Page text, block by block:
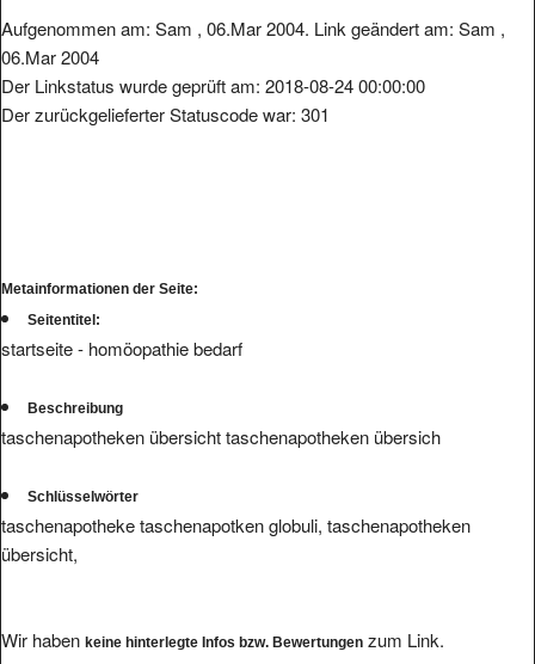
Aufgenommen am: Sam , 06.Mar 2004. Link geändert am: Sam ,
06.Mar 2004
Der Linkstatus wurde geprüft am: 2018-08-24 00:00:00
Der zurückgelieferter Statuscode war: 301
Metainformationen der Seite:
Seitentitel:
startseite - homöopathie bedarf
Beschreibung
taschenapotheken übersicht taschenapotheken übersich
Schlüsselwörter
taschenapotheke taschenapotken globuli, taschenapotheken
übersicht,
Wir haben keine hinterlegte Infos bzw. Bewertungen zum Link.